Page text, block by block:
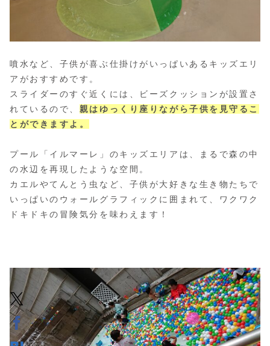
噴水など、子供が喜ぶ仕掛けがいっぱいあるキッズエリ
アがおすすめです。
スライダーのすぐ近くには、ビーズクッションが設置さ
れているので、 親はゆっくり座りながら子供を見守るこ
とができますよ。
プール「イルマーレ」のキッズエリアは、まるで森の中
の水辺を再現したような空間。
カエルやてんとう虫など、子供が大好きな生き物たちで
いっぱいのウォールグラフィックに囲まれて、ワクワク
ドキドキの冒険気分を味わえます！